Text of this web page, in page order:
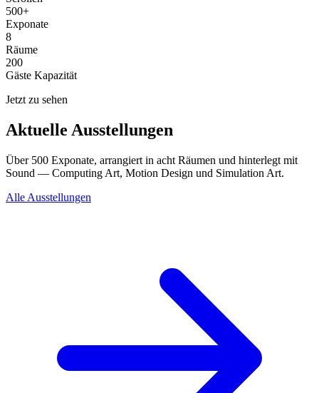
500+
Exponate
8
Räume
200
Gäste Kapazität
Jetzt zu sehen
Aktuelle Ausstellungen
Über 500 Exponate, arrangiert in acht Räumen und hinterlegt mit
Sound — Computing Art, Motion Design und Simulation Art.
Alle Ausstellungen